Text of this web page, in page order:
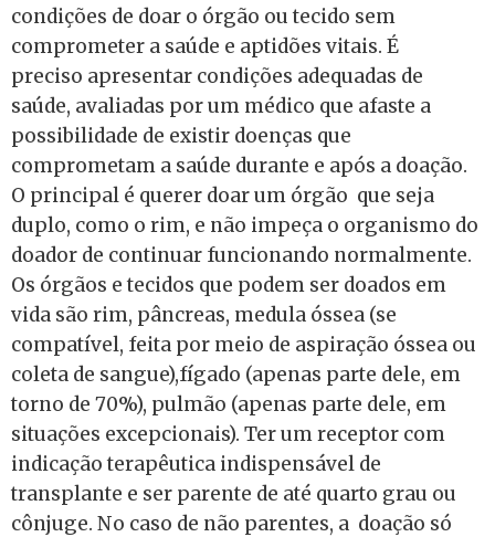
condições de doar o órgão ou tecido sem
comprometer a saúde e aptidões vitais. É
preciso apresentar condições adequadas de
saúde, avaliadas por um médico que afaste a
possibilidade de existir doenças que
comprometam a saúde durante e após a doação.
O principal é querer doar um órgão que seja
duplo, como o rim, e não impeça o organismo do
doador de continuar funcionando normalmente.
Os órgãos e tecidos que podem ser doados em
vida são rim, pâncreas, medula óssea (se
compatível, feita por meio de aspiração óssea ou
coleta de sangue),fígado (apenas parte dele, em
torno de 70%), pulmão (apenas parte dele, em
situações excepcionais). Ter um receptor com
indicação terapêutica indispensável de
transplante e ser parente de até quarto grau ou
cônjuge. No caso de não parentes, a doação só